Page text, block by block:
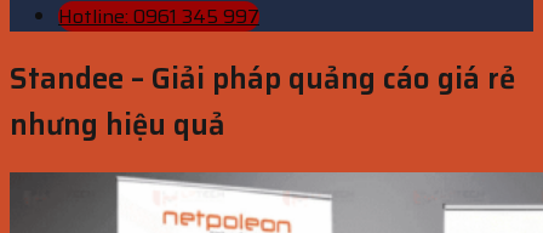
Hotline: 0961 345 997
Standee – Giải pháp quảng cáo giá rẻ
nhưng hiệu quả